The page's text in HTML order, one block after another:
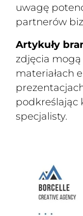
uwagę
partnerów
Artykuły
zdjęcia
materiałach
podkreślając
specjalisty.